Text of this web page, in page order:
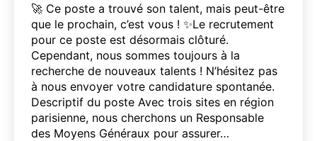
🚀 Ce poste a trouvé son talent, mais peut-être
que le prochain, c’est vous ! ✨Le recrutement
pour ce poste est désormais clôturé.
Cependant, nous sommes toujours à la
recherche de nouveaux talents ! N’hésitez pas
à nous envoyer votre candidature spontanée.
Descriptif du poste Avec trois sites en région
parisienne, nous cherchons un Responsable
des Moyens Généraux pour assurer…